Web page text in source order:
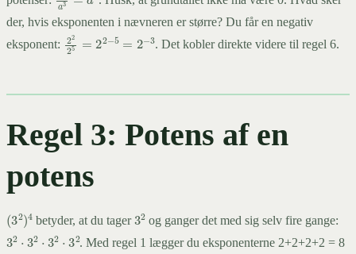
der, hvis eksponenten i nævneren er større? Du får en negativ
eksponent: 22 25 =22− 5= 2−3. Det kobler direkte videre til regel 6.
Regel 3: Potens af en
potens
(32)4betyder, at du tager 32 og ganger det med sig selv fire gange:
32 32 32 32. Med regel 1 lægger du eksponenterne 2+2+2+2 = 8